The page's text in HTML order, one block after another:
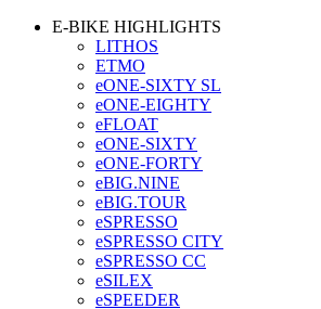
E-BIKE HIGHLIGHTS
LITHOS
ETMO
eONE-SIXTY SL
eONE-EIGHTY
eFLOAT
eONE-SIXTY
eONE-FORTY
eBIG.NINE
eBIG.TOUR
eSPRESSO
eSPRESSO CITY
eSPRESSO CC
eSILEX
eSPEEDER